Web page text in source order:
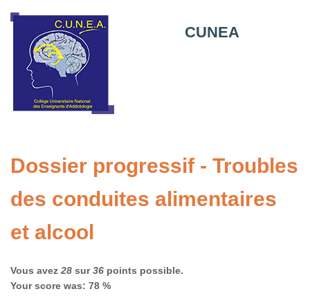
CUNEA
Dossier progressif - Troubles
des conduites alimentaires
et alcool
Vous avez 28 sur36 points possible.
Your score was: 78 %